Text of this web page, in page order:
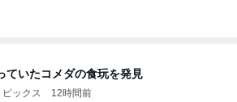
ていたコメダの食玩を発見
ックス 12時間前